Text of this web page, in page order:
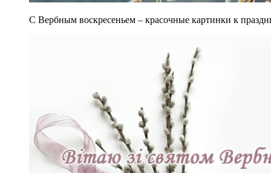
С Вербным воскресеньем – красочные картинки к